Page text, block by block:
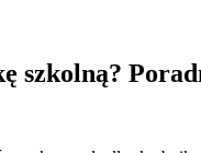
szkolną?